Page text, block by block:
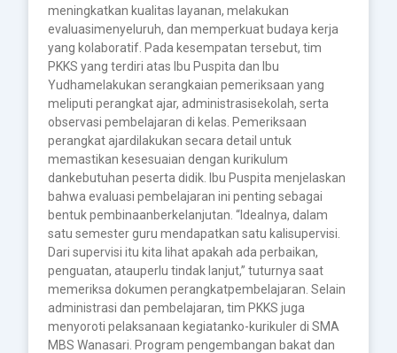
meningkatkan kualitas layanan, melakukan
evaluasimenyeluruh, dan memperkuat budaya kerja
yang kolaboratif. Pada kesempatan tersebut, tim
PKKS yang terdiri atas Ibu Puspita dan Ibu
Yudhamelakukan serangkaian pemeriksaan yang
meliputi perangkat ajar, administrasisekolah, serta
observasi pembelajaran di kelas. Pemeriksaan
perangkat ajardilakukan secara detail untuk
memastikan kesesuaian dengan kurikulum
dankebutuhan peserta didik. Ibu Puspita menjelaskan
bahwa evaluasi pembelajaran ini penting sebagai
bentuk pembinaanberkelanjutan. “Idealnya, dalam
satu semester guru mendapatkan satu kalisupervisi.
Dari supervisi itu kita lihat apakah ada perbaikan,
penguatan, atauperlu tindak lanjut,” tuturnya saat
memeriksa dokumen perangkatpembelajaran. Selain
administrasi dan pembelajaran, tim PKKS juga
menyoroti pelaksanaan kegiatanko-kurikuler di SMA
MBS Wanasari. Program pengembangan bakat dan